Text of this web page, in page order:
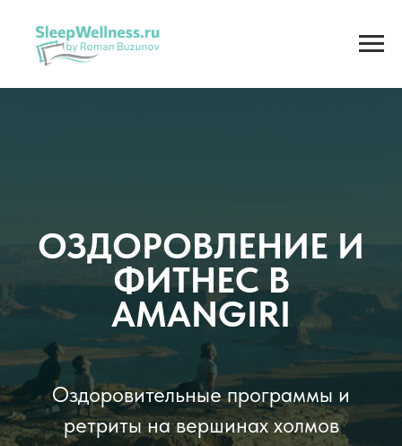
ОЗДОРОВЛЕНИЕ И
ФИТНЕС В
AMANGIRI
Оздоровительные программы и
ретриты на вершинах холмов